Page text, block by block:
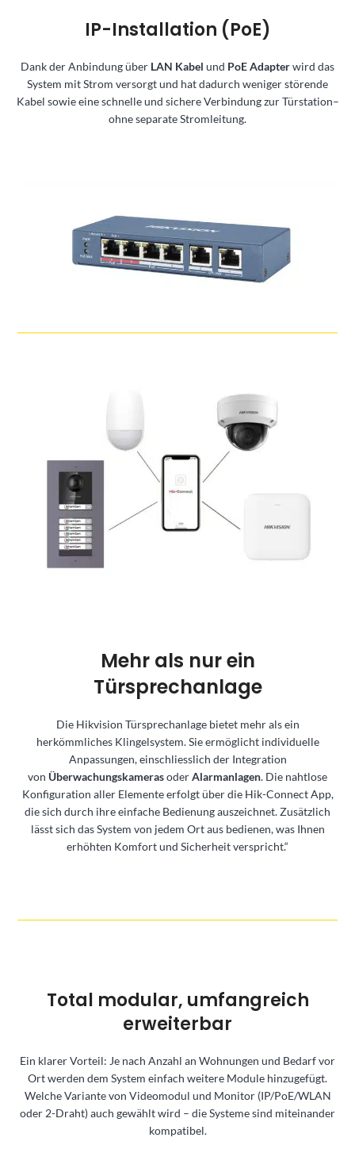
IP-Installation (PoE)
Dank der Anbindung über LAN Kabel und PoE Adapterwird das
System mit Strom versorgt und hat dadurch weniger störende
Kabel sowie eine schnelle und sichere Verbindung zur Türstation–
ohne separate Stromleitung.
Mehr als nur ein
Türsprechanlage
Die Hikvision Türsprechanlage bietet mehr als ein
herkömmliches Klingelsystem. Sie ermöglicht individuelle
Anpassungen, einschliesslich der Integration
von ÜberwachungskamerasoderAlarmanlagen. Die nahtlose
Konfiguration aller Elemente erfolgt über die Hik-Connect App,
die sich durch ihre einfache Bedienung auszeichnet. Zusätzlich
lässt sich das System von jedem Ort aus bedienen, was Ihnen
erhöhten Komfort und Sicherheit verspricht.“
Total modular, umfangreich
erweiterbar
Ein klarer Vorteil: Je nach Anzahl an Wohnungen und Bedarf vor
Ort werden dem System einfach weitere Module hinzugefügt.
Welche Variante von Videomodul und Monitor (IP/PoE/WLAN
oder 2-Draht) auch gewählt wird – die Systeme sind miteinander
kompatibel.